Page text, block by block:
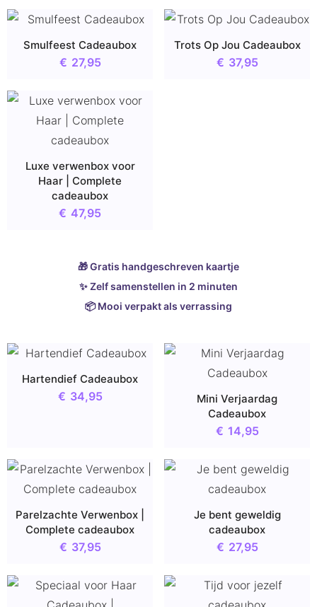
Smulfeest Cadeaubox
€ 27,95
Trots Op Jou Cadeaubox
€ 37,95
Luxe verwenbox voor
Haar | Complete
cadeaubox
€ 47,95
🎁 Gratis handgeschreven kaartje
✨ Zelf samenstellen in 2 minuten
📦 Mooi verpakt als verrassing
Hartendief Cadeaubox
€ 34,95
Mini Verjaardag
Cadeaubox
€ 14,95
Parelzachte Verwenbox |
Complete cadeaubox
€ 37,95
Je bent geweldig
cadeaubox
€ 27,95